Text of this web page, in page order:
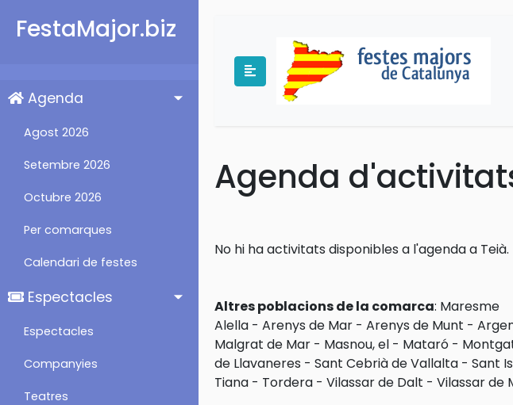
FestaMajor.biz
Agenda
Agost 2026
Setembre 2026
Octubre 2026
Per comarques
Calendari de festes
Espectacles
Espectacles
Companyies
Teatres
Agenda
No hi ha activitats disponibles a l'agenda a Teià.
Altres poblacions de la comarca: Maresme
Alella - Arenys de Mar - Arenys de Munt -
Malgrat de Mar - Masnou, el - Mataró -
de Llavaneres - Sant Cebrià de Vallalta - Sant
Tiana - Tordera - Vilassar de Dalt - Vilassar de